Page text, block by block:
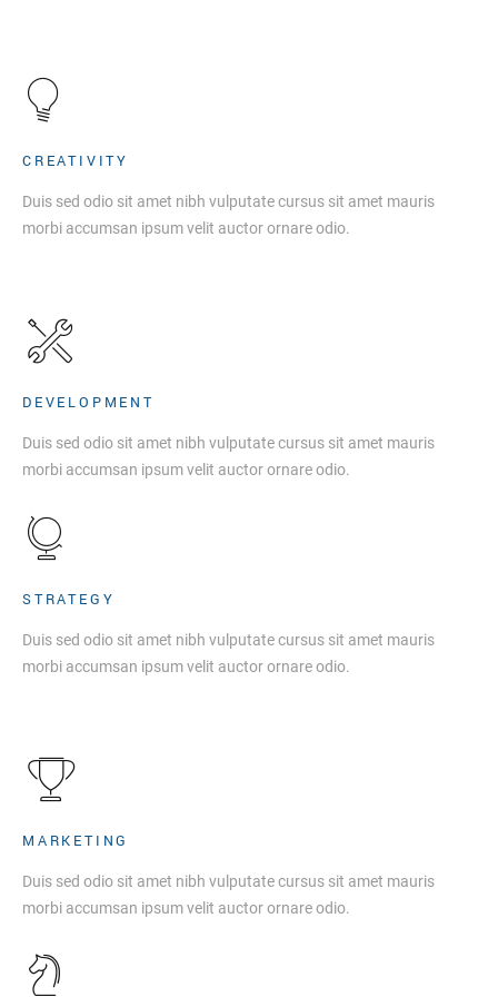
CREATIVITY
Duis sed odio sit amet nibh vulputate cursus sit amet mauris
morbi accumsan ipsum velit auctor ornare odio.
DEVELOPMENT
Duis sed odio sit amet nibh vulputate cursus sit amet mauris
morbi accumsan ipsum velit auctor ornare odio.
STRATEGY
Duis sed odio sit amet nibh vulputate cursus sit amet mauris
morbi accumsan ipsum velit auctor ornare odio.
MARKETING
Duis sed odio sit amet nibh vulputate cursus sit amet mauris
morbi accumsan ipsum velit auctor ornare odio.